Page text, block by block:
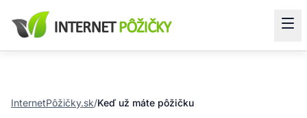
InternetPôžičky.sk/Keď už máte pôžičku